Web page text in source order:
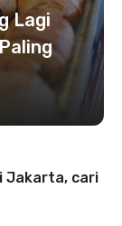
Lagi
Jakarta, cari